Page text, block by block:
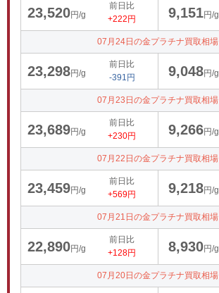
23,520円/g
前日比
+222円
9,151円/g
07月24日の金プラチナ買取相場
23,298円/g
前日比
-391円
9,048円/g
07月23日の金プラチナ買取相場
23,689円/g
前日比
+230円
9,266円/g
07月22日の金プラチナ買取相場
23,459円/g
前日比
+569円
9,218円/g
07月21日の金プラチナ買取相場
22,890円/g
前日比
+128円
8,930円/g
07月20日の金プラチナ買取相場